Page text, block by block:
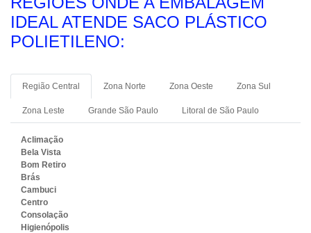
IDEAL ATENDE SACO PLÁSTICO
POLIETILENO:
Região Central Zona Norte Zona Oeste Zona Sul
Zona Leste Grande São Paulo Litoral de São Paulo
Aclimação
Bela Vista
Bom Retiro
Brás
Cambuci
Centro
Consolação
Higienópolis